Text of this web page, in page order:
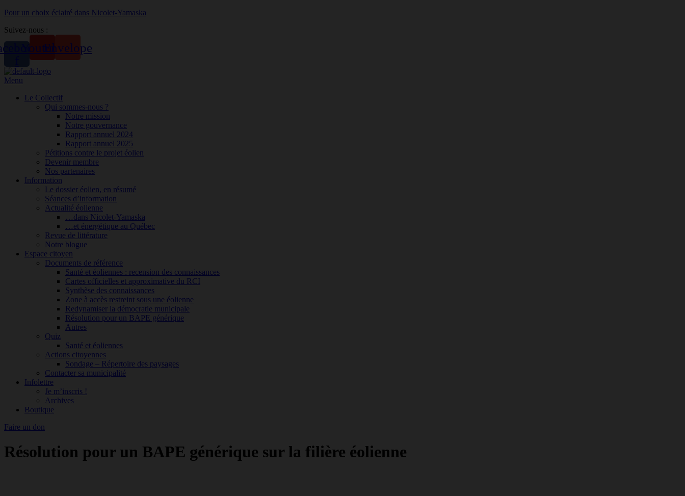
Pour un choix éclairé dans Nicolet-Yamaska
Suivez-nous :
Youtube
Envelope
Menu
Le Collectif
Qui sommes-nous ?
Notre mission
Notre gouvernance
Rapport annuel 2024
Rapport annuel 2025
Pétitions contre le projet éolien
Devenir membre
Nos partenaires
Information
Le dossier éolien, en résumé
Séances d’information
Actualité éolienne
…dans Nicolet-Yamaska
…et énergétique au Québec
Revue de littérature
Notre blogue
Espace citoyen
Documents de référence
Santé et éoliennes : recension des connaissances
Cartes officielles et approximative du RCI
Synthèse des connaissances
Zone à accès restreint sous une éolienne
Redynamiser la démocratie municipale
Résolution pour un BAPE générique
Autres
Quiz
Santé et éoliennes
Actions citoyennes
Sondage – Répertoire des paysages
Contacter sa municipalité
Infolettre
Je m’inscris !
Archives
Boutique
Faire un don
Résolution pour un BAPE générique sur la filière éolienne